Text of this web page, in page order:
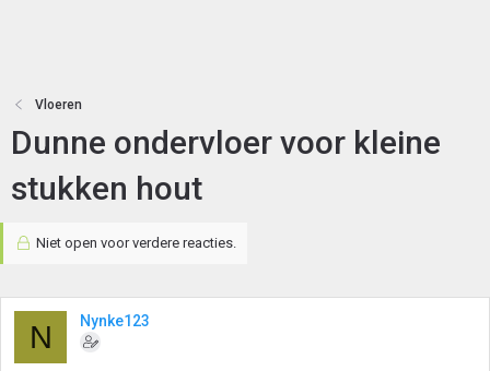
Vloeren
Dunne ondervloer voor kleine
stukken hout
Niet open voor verdere reacties.
N Nynke123